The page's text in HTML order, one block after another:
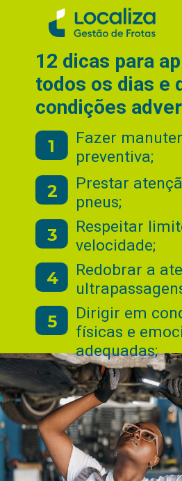
Fazer
preventiva;
1
Prestar
pneus;
2
Respeitar
velocidade;
3
12 dicas para
todos os dias e
condições
Redobrar a
4
Dirigir em
físicas e
adequadas;
5